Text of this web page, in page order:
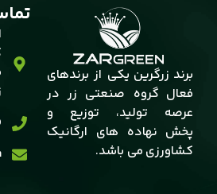
برند زرگرین یکی از برندهای
فعال گروه صنعتی زر در
عرصه تولید، توزیع و
پخش نهاده های ارگانیک
کشاورزی می باشد.